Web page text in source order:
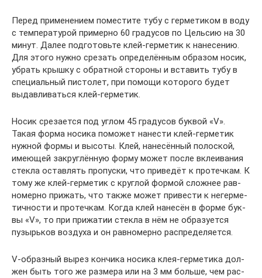
Перед при­ме­не­ни­ем поме­сти­те тубу с гер­ме­ти­ком в воду
с тем­пе­ра­ту­рой при­мер­но 60 гра­ду­сов по Цель­сию на 30
минут. Далее под­го­товь­те клей-гер­ме­тик к нане­се­нию.
Для это­го нуж­но сре­зать опре­де­лён­ным обра­зом носик,
убрать крыш­ку с обрат­ной сто­ро­ны и вста­вить тубу в
спе­ци­аль­ный писто­лет, при помо­щи кото­ро­го будет
выдав­ли­вать­ся клей-герметик.
Носик сре­за­ет­ся под углом 45 гра­ду­сов бук­вой «V».
Такая фор­ма носи­ка помо­жет нане­сти клей-гер­ме­тик
нуж­ной фор­мы и высо­ты. Клей, нане­сён­ный полос­кой,
име­ю­щей закруг­лён­ную фор­му может после вкле­и­ва­ния
стек­ла остав­лять про­пус­ки, что при­ве­дёт к про­теч­кам. К
тому же клей-гер­ме­тик с круг­лой фор­мой слож­нее рав­
но­мер­но при­жать, что так­же может при­ве­сти к негер­ме­
тич­но­сти и про­теч­кам. Когда клей нане­сён в фор­ме бук­
вы «V», то при при­жа­тии стек­ла в нём не обра­зу­ет­ся
пузырь­ков воз­ду­ха и он рав­но­мер­но распределяется.
V‑образный вырез кон­чи­ка носи­ка клея-гер­ме­ти­ка дол­
жен быть того же раз­ме­ра или на 3 мм боль­ше, чем рас­